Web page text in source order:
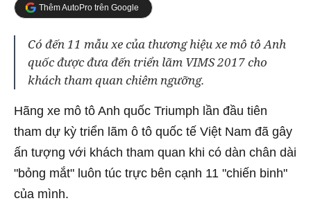
Thêm AutoPro trên Google
Có đến 11 mẫu xe của thương hiệu xe mô tô Anh
quốc được đưa đến triển lãm VIMS 2017 cho
khách tham quan chiêm ngưỡng.
Hãng xe mô tô Anh quốc Triumph lần đầu tiên
tham dự kỳ triển lãm ô tô quốc tế Việt Nam đã gây
ấn tượng với khách tham quan khi có dàn chân dài
"bỏng mắt" luôn túc trực bên cạnh 11 "chiến binh"
của mình.